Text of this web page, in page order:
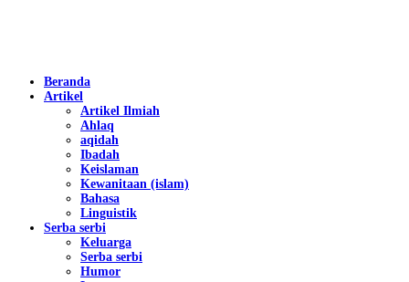
Beranda
Artikel
Artikel Ilmiah
Ahlaq
aqidah
Ibadah
Keislaman
Kewanitaan (islam)
Bahasa
Linguistik
Serba serbi
Keluarga
Serba serbi
Humor